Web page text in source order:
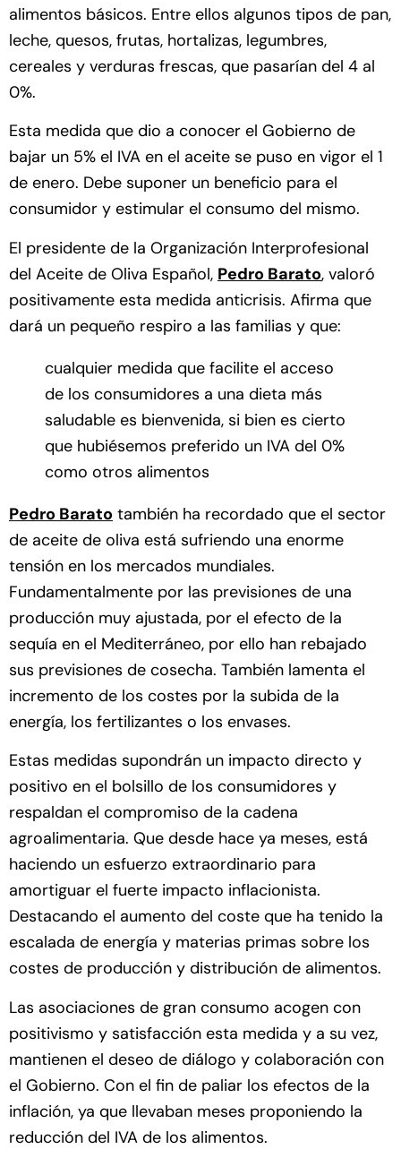
alimentos básicos. Entre ellos algunos tipos de pan,
leche, quesos, frutas, hortalizas, legumbres,
cereales y verduras frescas, que pasarían del 4 al
0%.
Esta medida que dio a conocer el Gobierno de
bajar un 5% el IVA en el aceite se puso en vigor el 1
de enero. Debe suponer un beneficio para el
consumidor y estimular el consumo del mismo.
El presidente de la Organización Interprofesional
del Aceite de Oliva Español, Pedro Barato, valoró
positivamente esta medida anticrisis. Afirma que
dará un pequeño respiro a las familias y que:
cualquier medida que facilite el acceso
de los consumidores a una dieta más
saludable es bienvenida, si bien es cierto
que hubiésemos preferido un IVA del 0%
como otros alimentos
Pedro Barato también ha recordado que el sector
de aceite de oliva está sufriendo una enorme
tensión en los mercados mundiales.
Fundamentalmente por las previsiones de una
producción muy ajustada, por el efecto de la
sequía en el Mediterráneo, por ello han rebajado
sus previsiones de cosecha. También lamenta el
incremento de los costes por la subida de la
energía, los fertilizantes o los envases.
Estas medidas supondrán un impacto directo y
positivo en el bolsillo de los consumidores y
respaldan el compromiso de la cadena
agroalimentaria. Que desde hace ya meses, está
haciendo un esfuerzo extraordinario para
amortiguar el fuerte impacto inflacionista.
Destacando el aumento del coste que ha tenido la
escalada de energía y materias primas sobre los
costes de producción y distribución de alimentos.
Las asociaciones de gran consumo acogen con
positivismo y satisfacción esta medida y a su vez,
mantienen el deseo de diálogo y colaboración con
el Gobierno. Con el fin de paliar los efectos de la
inflación, ya que llevaban meses proponiendo la
reducción del IVA de los alimentos.